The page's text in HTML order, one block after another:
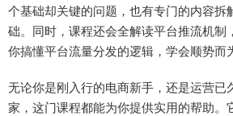
个基础却关键的问题，也有专门的内容拆
础。同时，课程还会全解读平台推流机制
你搞懂平台流量分发的逻辑，学会顺势而
无论你是刚入行的电商新手，还是运营已
家，这门课程都能为你提供实用的帮助。